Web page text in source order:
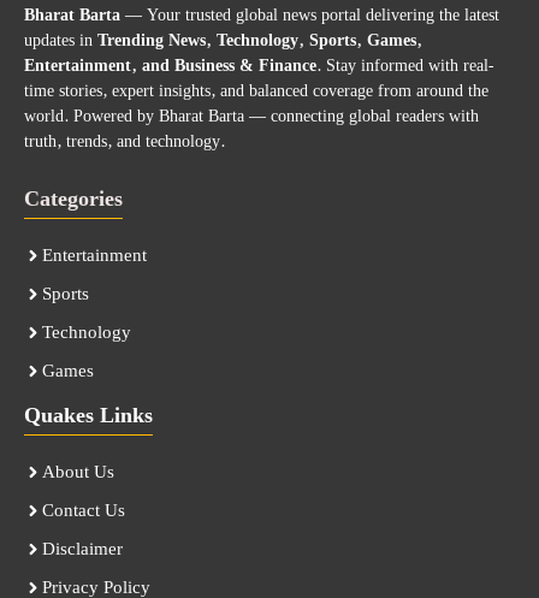
Bharat Barta— Your trusted global news portal delivering the latest
updates inTrending News, Technology, Sports, Games,
Entertainment, and Business & Finance. Stay informed with real-
time stories, expert insights, and balanced coverage from around the
world. Powered by Bharat Barta — connecting global readers with
truth, trends, and technology.
Categories
Entertainment
Sports
Technology
Games
Quakes Links
About Us
Contact Us
Disclaimer
Privacy Policy